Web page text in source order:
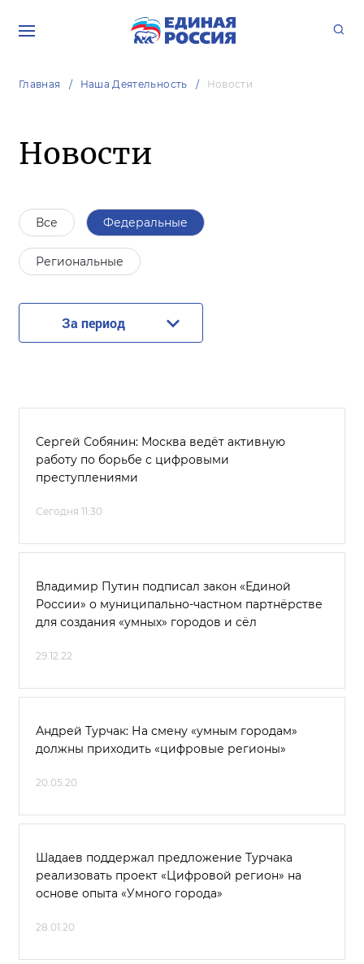
Главная Наша Деятельность Новости
Новости
Все Федеральные
Региональные
За период
Сергей Собянин: Москва ведёт активную
работу по борьбе с цифровыми
преступлениями
Сегодня 11:30
Владимир Путин подписал закон «Единой
России» о муниципально-частном партнёрстве
для создания «умных» городов и сёл
29.12.22
Андрей Турчак: На смену «умным городам»
должны приходить «цифровые регионы»
20.05.20
Шадаев поддержал предложение Турчака
реализовать проект «Цифровой регион» на
основе опыта «Умного города»
28.01.20